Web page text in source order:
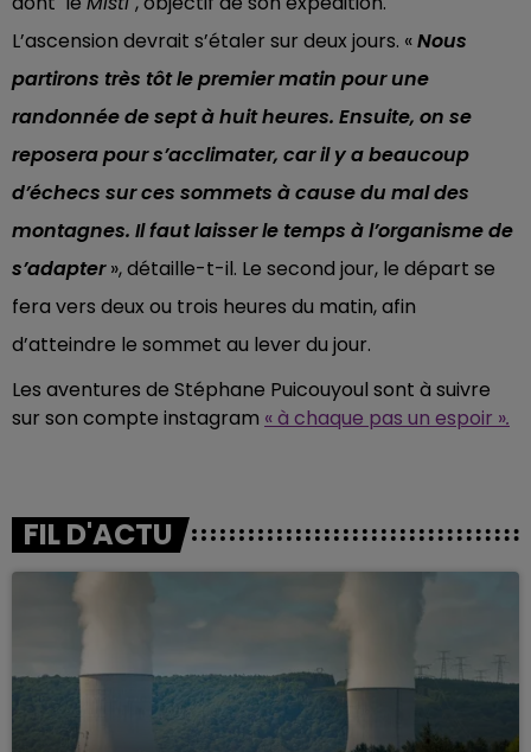
L’ascension devrait s’étaler sur deux jours. «Nous
partirons très tôt le premier matin pour une
randonnée de sept à huit heures. Ensuite, on se
reposera pour s’acclimater, car il y a beaucoup
d’échecs sur ces sommets à cause du mal des
montagnes. Il faut laisser le temps à l’organisme de
s’adapter», détaille-t-il. Le second jour, le départ se
fera vers deux ou trois heures du matin, afin
d’atteindre le sommet au lever du jour.
Les aventures de Stéphane Puicouyoul sont à suivre
sur son compte instagram « à chaque pas un espoir ».
FIL D'ACTU